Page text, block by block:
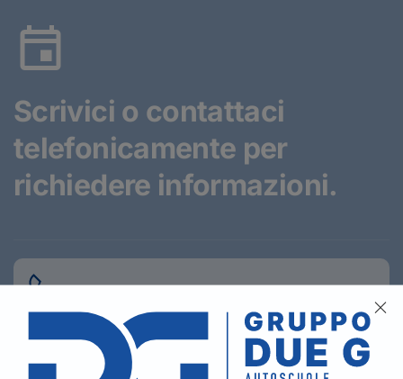
Scrivici o contattaci
telefonicamente per
richiedere informazioni.
SEDE DI LADISPOLI